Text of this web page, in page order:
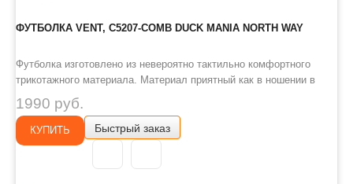
ФУТБОЛКА VENT, С5207-COMB DUCK MANIA NORTH WAY
Футболка изготовлено из невероятно тактильно комфортного
трикотажного материала. Материал приятный как в ношении в
жаркую погоду так и в холодную за счет создания микроворса и
спортивного кроя для максимальной вентиляции. При этом
материал не прихотлив при стирке, на садиться и долго не теряет
цвет...
1990 руб.
КУПИТЬ Быстрый заказ